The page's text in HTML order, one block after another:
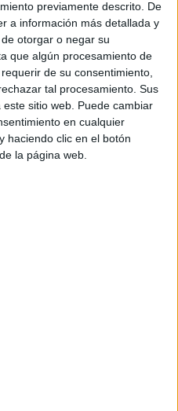
previamente descrito. De
a información más detallada y
otorgar o negar su
que algún procesamiento de
de su consentimiento,
tal procesamiento. Sus
sitio web. Puede cambiar
en cualquier
haciendo clic en el botón
la página web.
a un menor también es
le espera al otro lado
Marruecos las
una entrada masiva a